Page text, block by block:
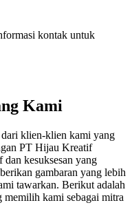
kontak untuk
Kami
klien-klien kami yang
PT Hijau Kreatif
kesuksesan yang
gambaran yang lebih
tawarkan. Berikut adalah
kami sebagai mitra